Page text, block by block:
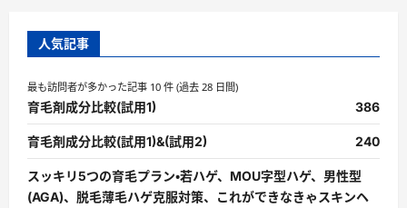
人気記事
最も訪問者が多かった記事 10 件 (過去 28 日間)
育毛剤成分比較(試用1) 386
育毛剤成分比較(試用1)&(試用2) 240
スッキリ5つの育毛プラン・若ハゲ、MOU字型ハゲ、男性型
(AGA)、脱毛薄毛ハゲ克服対策、これができなきゃスキンヘ